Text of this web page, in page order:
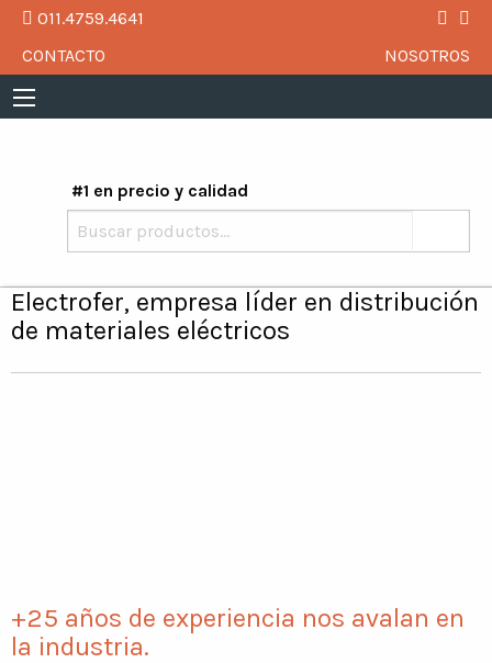
011.4759.4641
CONTACTO
NOSOTROS
#1 en precio y calidad
Electrofer, empresa líder en distribución
de materiales eléctricos
+25 años de experiencia nos avalan en
la industria.